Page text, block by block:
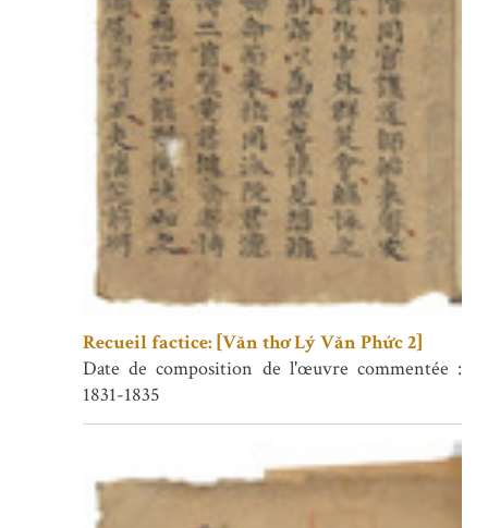
Recueil factice: [Văn thơ Lý Văn Phức 2]
Date de composition de l'œuvre commentée :
1831-1835